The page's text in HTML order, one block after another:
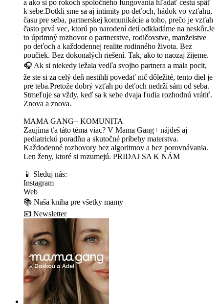
a ako si po rokoch spoločného fungovania hľadať cestu späť
k sebe.Dotkli sme sa aj intimity po deťoch, hádok vo vzťahu,
času pre seba, partnerskej komunikácie a toho, prečo je vzťah
často prvá vec, ktorú po narodení detí odkladáme na neskôr.Je
to úprimný rozhovor o partnerstve, rodičovstve, manželstve
po deťoch a každodennej realite rodinného života. Bez
poučiek. Bez dokonalých riešení. Tak, ako to naozaj žijeme.
🎧 Ak si niekedy ležala vedľa svojho partnera a mala pocit,
že ste si za celý deň nestihli povedať nič dôležité, tento diel je
pre teba.Pretože dobrý vzťah po deťoch nedrží sám od seba.
Stmeľuje sa vždy, keď sa k sebe dvaja ľudia rozhodnú vrátiť.
Znova a znova.
MAMA GANG+ KOMUNITA
Zaujíma ťa táto téma viac? V Mama Gang+ nájdeš aj
pediatrickú poradňu a skutočné príbehy materstva.
Každodenné rozhovory bez algoritmov a bez porovnávania.
Len ženy, ktoré si rozumejú. ⁠⁠⁠⁠PRIDAJ SA K NÁM⁠⁠⁠⁠⁠
📱 Sleduj nás:
⁠⁠⁠⁠⁠Instagram⁠⁠⁠⁠⁠
⁠⁠⁠⁠⁠Web⁠⁠⁠⁠⁠
📚 ⁠⁠⁠⁠⁠Naša kniha pre všetky mamy⁠⁠⁠⁠⁠
📧 ⁠⁠⁠⁠⁠Newsletter⁠⁠